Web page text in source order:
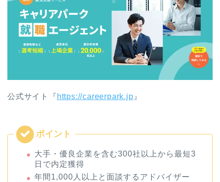
公式サイト『 https://careerpark.jp 』
大手・優良企業を含む300社以上から最短3
日で内定獲得
年間1,000人以上と面談するアドバイザー